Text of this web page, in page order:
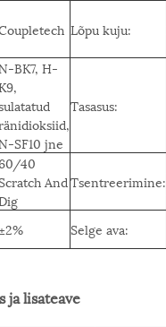
Lõpu kuju:
BK7, H-
SF10 jne
Tasasus:
40
AndTsentreerimine:
±2% Selge ava:
ja lisateave